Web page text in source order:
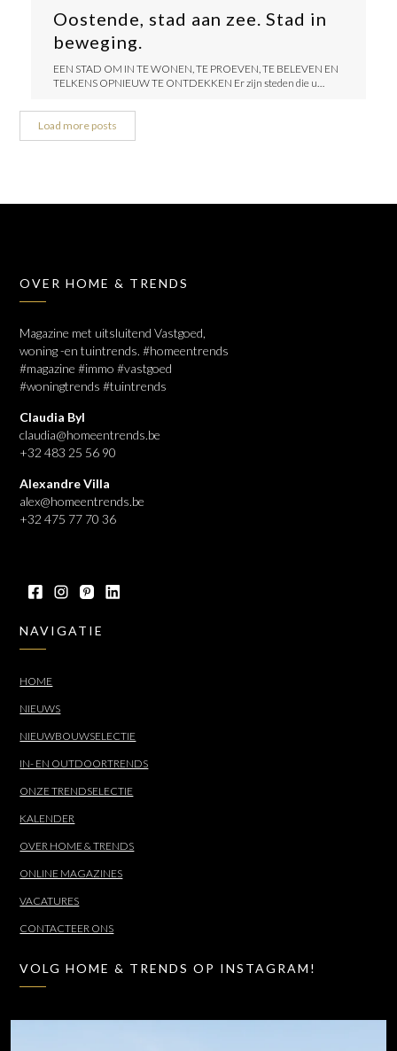
Oostende, stad aan zee. Stad in
beweging.
​EEN STAD OM IN TE WONEN, TE PROEVEN, TE BELEVEN EN
TELKENS OPNIEUW TE ONTDEKKEN ​Er zijn steden die u…
Load more posts
OVER HOME & TRENDS
Magazine met uitsluitend Vastgoed,
woning -en tuintrends. #homeentrends
#magazine #immo #vastgoed
#woningtrends #tuintrends
Claudia Byl
claudia@homeentrends.be
+32 483 25 56 90
Alexandre Villa
alex@homeentrends.be
+32 475 77 70 36
NAVIGATIE
HOME
NIEUWS
NIEUWBOUWSELECTIE
IN- EN OUTDOORTRENDS
ONZE TRENDSELECTIE
KALENDER
OVER HOME & TRENDS
ONLINE MAGAZINES
VACATURES
CONTACTEER ONS
VOLG HOME & TRENDS OP INSTAGRAM!